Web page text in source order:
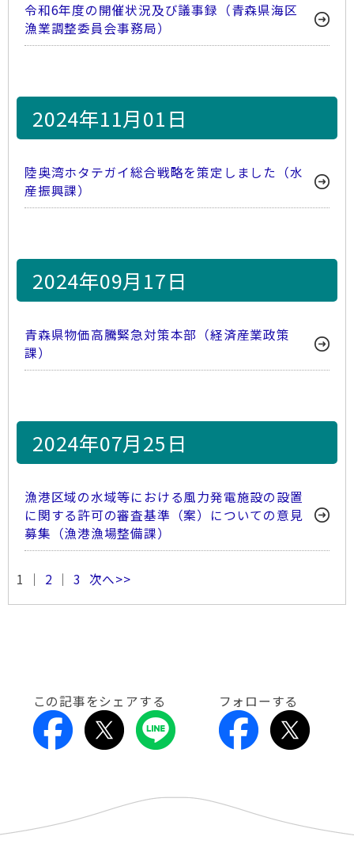
令和6年度の開催状況及び議事録（青森県海区
漁業調整委員会事務局）
2024年11月01日
陸奥湾ホタテガイ総合戦略を策定しました（水
産振興課）
2024年09月17日
青森県物価高騰緊急対策本部（経済産業政策
課）
2024年07月25日
漁港区域の水域等における風力発電施設の設置
に関する許可の審査基準（案）についての意見
募集（漁港漁場整備課）
1 ｜ 2 ｜3 次へ>>
この記事をシェアする フォローする